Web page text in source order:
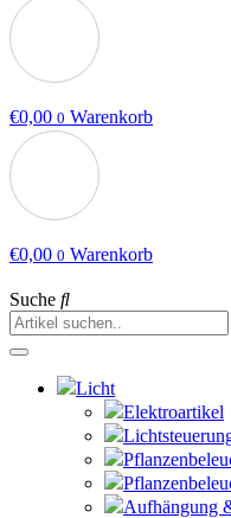
€0,00 0 Warenkorb
€0,00 0 Warenkorb
Suche
Licht
Elektroartikel
Aufhängung